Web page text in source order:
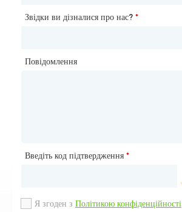
Звідки ви дізналися про нас? *
Повідомлення
Введіть код підтвердження *
Я згоден з Політикою конфіденційності
Звідки ви дізналися про нас? *
Повідомлення
Введіть код підтвердження *
Я згоден з Політикою конфіденційності